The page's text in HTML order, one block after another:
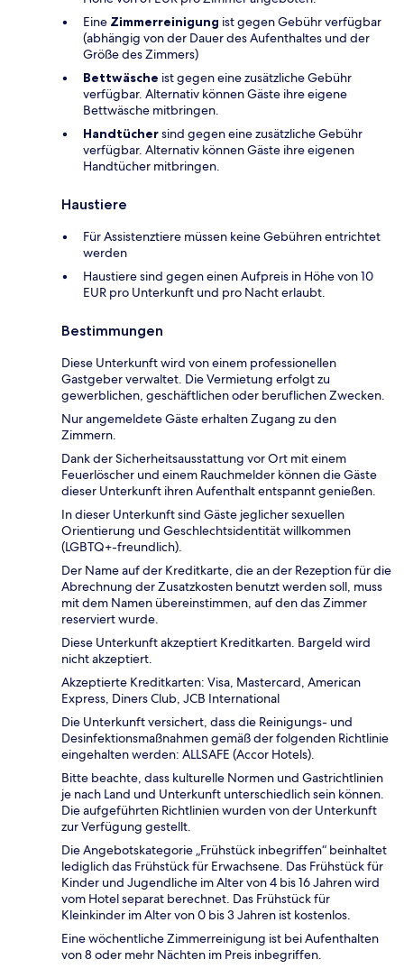
Eine Zimmerreinigung ist gegen Gebühr verfügbar
(abhängig von der Dauer des Aufenthaltes und der
Größe des Zimmers)
Bettwäsche ist gegen eine zusätzliche Gebühr
verfügbar. Alternativ können Gäste ihre eigene
Bettwäsche mitbringen.
Handtüchersind gegen eine zusätzliche Gebühr
verfügbar. Alternativ können Gäste ihre eigenen
Handtücher mitbringen.
Haustiere
Für Assistenztiere müssen keine Gebühren entrichtet
werden
Haustiere sind gegen einen Aufpreis in Höhe von 10
EUR pro Unterkunft und pro Nacht erlaubt.
Bestimmungen
Diese Unterkunft wird von einem professionellen
Gastgeber verwaltet. Die Vermietung erfolgt zu
gewerblichen, geschäftlichen oder beruflichen Zwecken.
Nur angemeldete Gäste erhalten Zugang zu den
Zimmern.
Dank der Sicherheitsausstattung vor Ort mit einem
Feuerlöscher und einem Rauchmelder können die Gäste
dieser Unterkunft ihren Aufenthalt entspannt genießen.
In dieser Unterkunft sind Gäste jeglicher sexuellen
Orientierung und Geschlechtsidentität willkommen
(LGBTQ+-freundlich).
Der Name auf der Kreditkarte, die an der Rezeption für die
Abrechnung der Zusatzkosten benutzt werden soll, muss
mit dem Namen übereinstimmen, auf den das Zimmer
reserviert wurde.
Diese Unterkunft akzeptiert Kreditkarten. Bargeld wird
nicht akzeptiert.
Akzeptierte Kreditkarten: Visa, Mastercard, American
Express, Diners Club, JCB International
Die Unterkunft versichert, dass die Reinigungs- und
Desinfektionsmaßnahmen gemäß der folgenden Richtlinie
eingehalten werden: ALLSAFE (Accor Hotels).
Bitte beachte, dass kulturelle Normen und Gastrichtlinien
je nach Land und Unterkunft unterschiedlich sein können.
Die aufgeführten Richtlinien wurden von der Unterkunft
zur Verfügung gestellt.
Die Angebotskategorie „Frühstück inbegriffen“ beinhaltet
lediglich das Frühstück für Erwachsene. Das Frühstück für
Kinder und Jugendliche im Alter von 4 bis 16 Jahren wird
vom Hotel separat berechnet. Das Frühstück für
Kleinkinder im Alter von 0 bis 3 Jahren ist kostenlos.
Eine wöchentliche Zimmerreinigung ist bei Aufenthalten
von 8 oder mehr Nächten im Preis inbegriffen.